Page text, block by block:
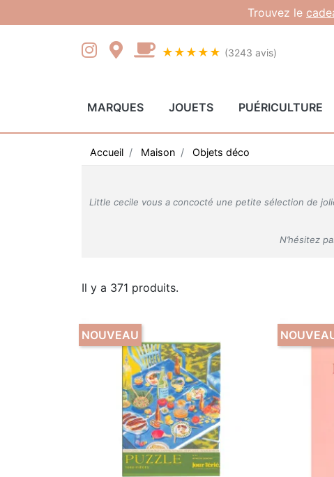
Trouvez le
★★★★★ (3243 avis)
MARQUES JOUETS PUÉRICULTURE
Accueil Maison Objets déco
Little cecile vous a concocté une petite sélection de
N’hésitez
Il y a 371 produits.
NOUVEAU